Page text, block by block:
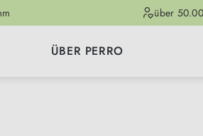
über
ÜBER PERRO